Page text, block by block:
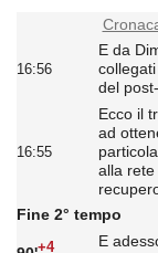
16:56
E da
del
16:55
Ecco il
ad
alla
Fine 2° tempo
+4
E